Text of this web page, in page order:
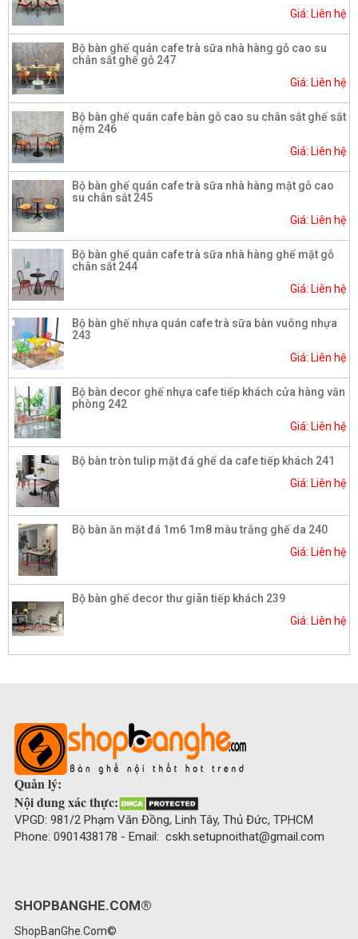
Giá: Liên hệ
Bộ bàn ghế quán cafe trà sữa nhà hàng gỗ cao su
chân sắt ghế gỗ 247
Giá: Liên hệ
Bộ bàn ghế quán cafe bàn gỗ cao su chân sắt ghế sắt
nệm 246
Giá: Liên hệ
Bộ bàn ghế quán cafe trà sữa nhà hàng mặt gỗ cao
su chân sắt 245
Giá: Liên hệ
Bộ bàn ghế quán cafe trà sữa nhà hàng ghế mặt gỗ
chân sắt 244
Giá: Liên hệ
Bộ bàn ghế nhựa quán cafe trà sữa bàn vuông nhựa
243
Giá: Liên hệ
Bộ bàn decor ghế nhựa cafe tiếp khách cửa hàng văn
phòng 242
Giá: Liên hệ
Bộ bàn tròn tulip mặt đá ghế da cafe tiếp khách 241
Giá: Liên hệ
Bộ bàn ăn mặt đá 1m6 1m8 màu trắng ghế da 240
Giá: Liên hệ
Bộ bàn ghế decor thư giãn tiếp khách 239
Giá: Liên hệ
Quản lý:
Nội dung xác thực:
VPGD: 981/2 Phạm Văn Đồng, Linh Tây, Thủ Đức, TPHCM
Phone: 0901438178 - Email: cskh.setupnoithat@gmail.com
SHOPBANGHE.COM®
ShopBanGhe.Com©